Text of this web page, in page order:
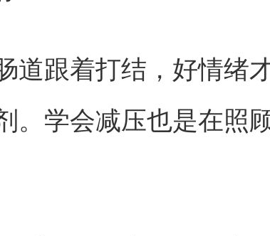
道跟着打结，好情绪
。学会减压也是在照